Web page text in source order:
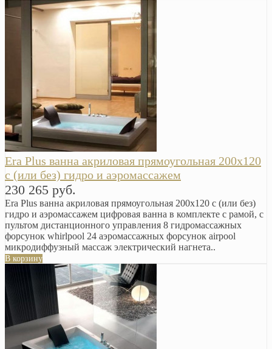
Era Plus ванна акриловая прямоугольная 200х120
с (или без) гидро и аэромассажем
230 265 руб.
Era Plus ванна акриловая прямоугольная 200х120 с (или без)
гидро и аэромассажем цифровая ванна в комплекте с рамой, с
пультом дистанционного управления 8 гидромассажных
форсунок whirlpool 24 аэромассажных форсунок airpool
микродиффузный массаж электрический нагнета..
В корзину